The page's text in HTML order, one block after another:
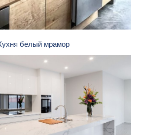
белый мрамор